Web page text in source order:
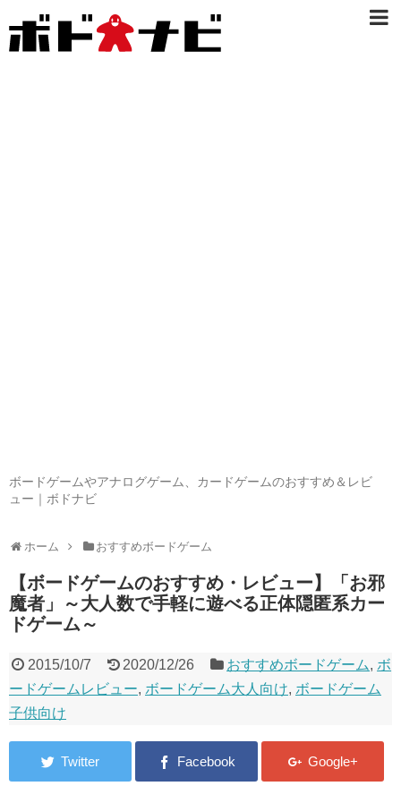
ボードゲームやアナログゲーム、カードゲームのおすすめ＆レビ
ュー｜ボドナビ
ホーム おすすめボードゲーム
【ボードゲームのおすすめ・レビュー】「お邪
魔者」～大人数で手軽に遊べる正体隠匿系カー
ドゲーム～
2015/10/7 2020/12/26 おすすめボードゲーム, ボ
ードゲームレビュー, ボードゲーム大人向け, ボードゲーム
子供向け